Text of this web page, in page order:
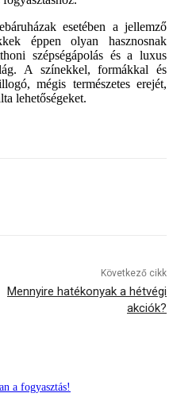
esetében a jellemző
éppen olyan hasznosnak
szépségápolás és a luxus
A színekkel, formákkal és
mégis természetes erejét,
lehetőségeket.
Következő cikk
Mennyire hatékonyak a hétvégi
akciók?
a fogyasztás!